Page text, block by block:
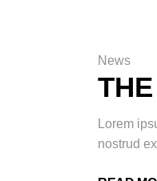
News
Lorem
nostrud